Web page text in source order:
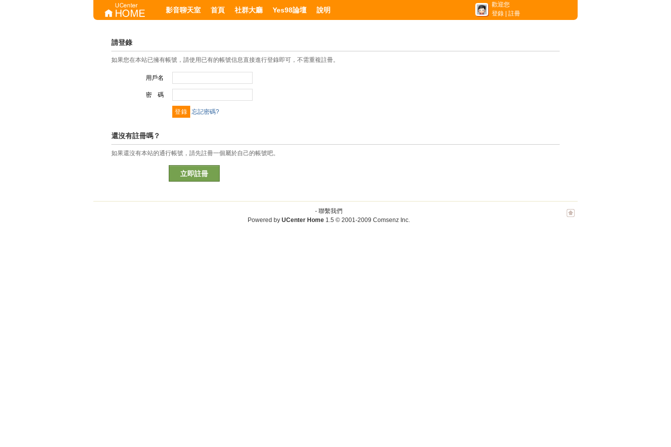
影音聊天室 首頁 社群大廳 Yes98論壇 說明
歡迎您
登錄
註冊
請登錄
如果您在本站已擁有帳號，請使用已有的帳號信息直接進行登錄即可，不需重複註冊。
用戶名
密 碼
忘記密碼?
還沒有註冊嗎？
如果還沒有本站的通行帳號，請先註冊一個屬於自己的帳號吧。
立即註冊
- 聯繫我們
Powered by UCenter Home 1.5 © 2001-2009 Comsenz Inc.